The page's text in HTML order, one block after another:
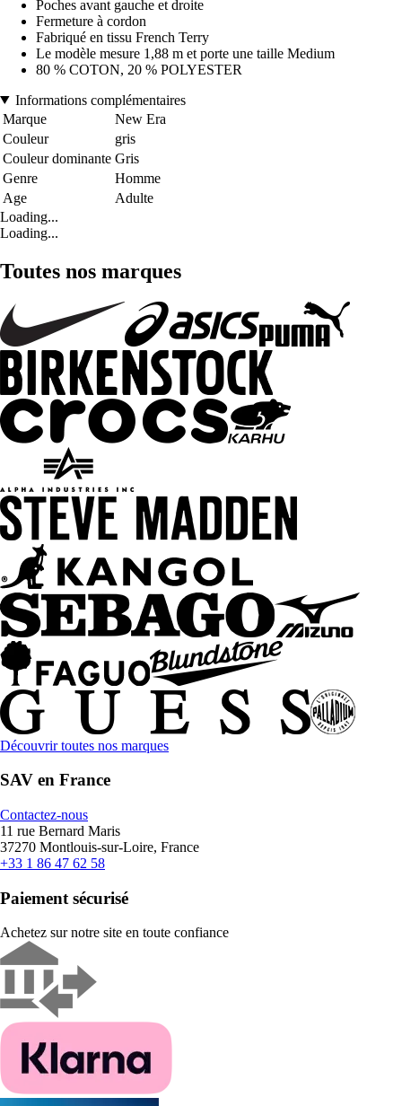
Poches avant gauche et droite
Fermeture à cordon
Fabriqué en tissu French Terry
Le modèle mesure 1,88 m et porte une taille Medium
80 % COTON, 20 % POLYESTER
Informations complémentaires
Marque
New Era
Couleur
gris
Couleur dominante Gris
Genre
Homme
Age
Adulte
Loading...
Loading...
Toutes nos marques
Découvrir toutes nos marques
SAV en France
Contactez-nous
11 rue Bernard Maris
37270 Montlouis-sur-Loire, France
+33 1 86 47 62 58
Paiement sécurisé
Achetez sur notre site en toute confiance